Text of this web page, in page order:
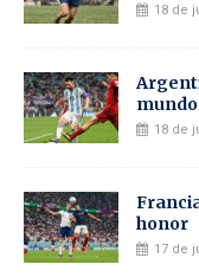
18 de
18 de
honor
17 de